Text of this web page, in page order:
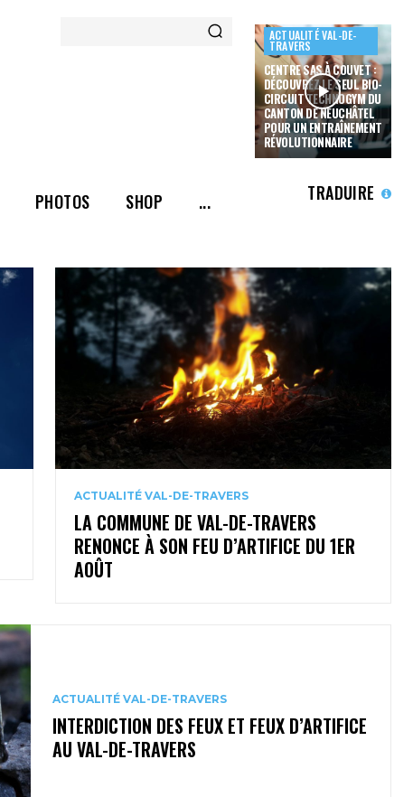
ACTUALITÉ VAL-DE-
TRAVERS
CENTRE SAS À COUVET :
DÉCOUVREZ LE SEUL BIO-
CIRCUIT TECHNOGYM DU
CANTON DE NEUCHÂTEL
POUR UN ENTRAÎNEMENT
RÉVOLUTIONNAIRE
PHOTOS SHOP ... TRADUIRE
ACTUALITÉ VAL-DE-TRAVERS
LA COMMUNE DE VAL-DE-TRAVERS
RENONCE À SON FEU D’ARTIFICE DU 1ER
AOÛT
ACTUALITÉ VAL-DE-TRAVERS
INTERDICTION DES FEUX ET FEUX D’ARTIFICE
AU VAL-DE-TRAVERS